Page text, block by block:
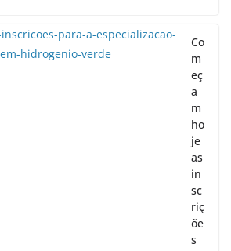
Co
m
eç
a
m
ho
je
as
in
sc
riç
õe
s